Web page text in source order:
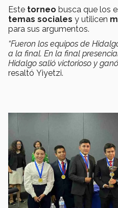
Este torneo busca que los
temas sociales y utilicen
para sus argumentos.
“Fueron los equipos de
a la final. En la final
Hidalgo salió victorioso y
resaltó Yiyetzi.